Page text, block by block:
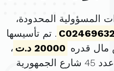
المسؤولية المحدودة،
. تم تأسيسها
20000 د.ت
،
ويقع مقرها الرئيسي في عدد 45 شارع الجمهورية